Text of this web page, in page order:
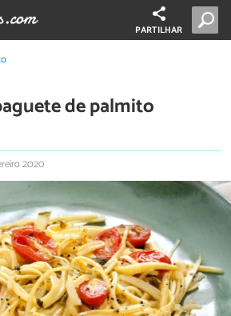
PARTILHAR
de palmito
2020